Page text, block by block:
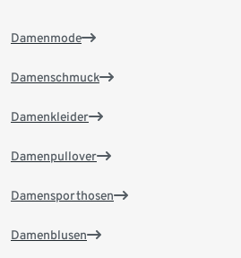
Damenmode
Damenschmuck
Damenkleider
Damenpullover
Damensporthosen
Damenblusen